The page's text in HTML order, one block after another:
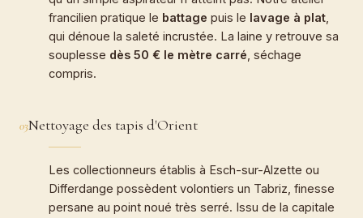
francilien pratique le battage puis le lavage à plat
qui dénoue la saleté incrustée. La laine y retrouve sa
souplesse dès 50 € le mètre carré , séchage
compris.
03Nettoyage des tapis d'Orient
Les collectionneurs établis à Esch-sur-Alzette ou
Differdange possèdent volontiers un Tabriz, finesse
persane au point noué très serré. Issu de la capitale